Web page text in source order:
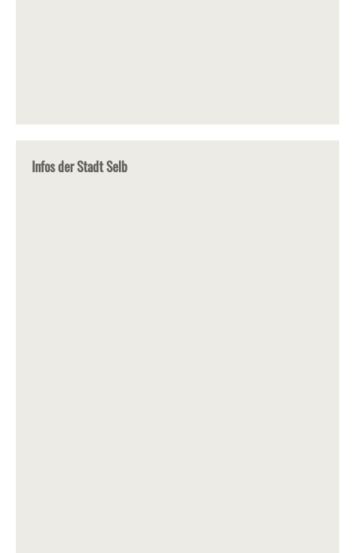
Infos der Stadt Selb